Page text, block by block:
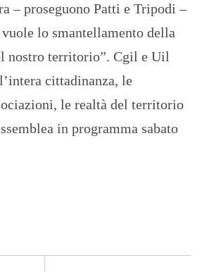
– proseguono Patti e Tripodi –
lo smantellamento della
nostro territorio”. Cgil e Uil
cittadinanza, le
le realtà del territorio
in programma sabato